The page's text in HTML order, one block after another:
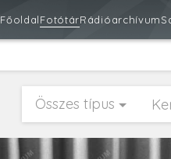
FőoldalFotótárRádióarchívum
Összes típus